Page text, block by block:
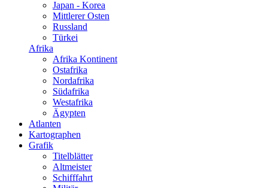
Japan - Korea
Mittlerer Osten
Russland
Türkei
Afrika
Afrika Kontinent
Ostafrika
Nordafrika
Südafrika
Westafrika
Ägypten
Atlanten
Kartographen
Grafik
Titelblätter
Altmeister
Schifffahrt